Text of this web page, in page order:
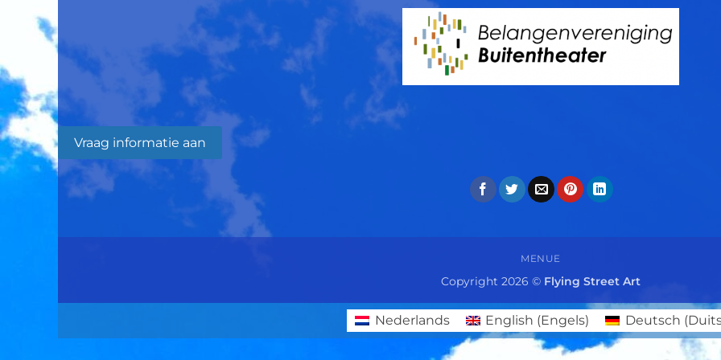
Vraag informatie aan
MENUE
Copyright 2026 © Flying Street Art
Nederlands English (Engels) Deutsch (